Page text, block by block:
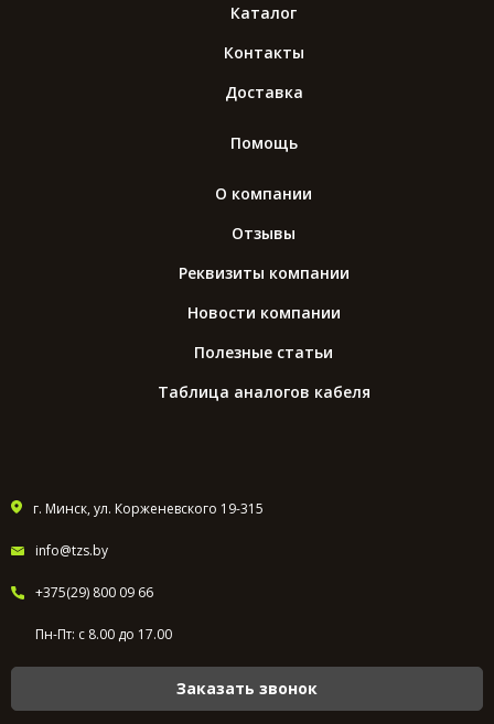
Каталог
Контакты
Доставка
Помощь
О компании
Отзывы
Реквизиты компании
Новости компании
Полезные статьи
Таблица аналогов кабеля
г. Минск, ул. Корженевского 19-315
info@tzs.by
+375(29) 800 09 66
Пн-Пт: с 8.00 до 17.00
Заказать звонок